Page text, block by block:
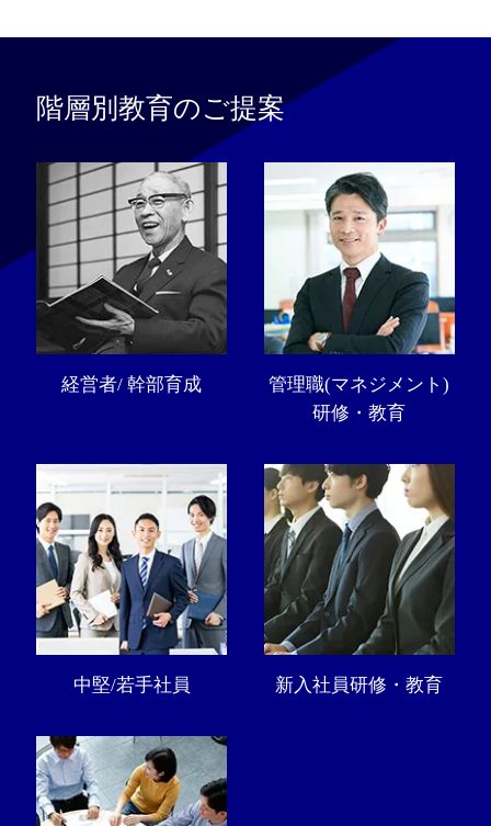
階層別教育のご提案
経営者/ 幹部育成
管理職(マネジメント)
研修・教育
中堅/若手社員 新入社員研修・教育